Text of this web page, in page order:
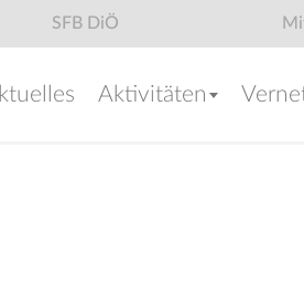
SFB DiÖ
Aktivitäten